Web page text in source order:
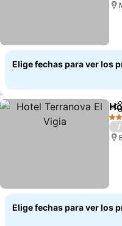
Elige fechas para ver los
2
/
Elige fechas para ver los